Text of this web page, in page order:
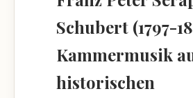
Schubert (1797-
Kammermusik
historischen